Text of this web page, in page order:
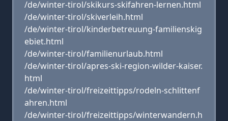
/de/winter-tirol/skikurs-skifahren-lernen.html
/de/winter-tirol/skiverleih.html
/de/winter-tirol/kinderbetreuung-familienskig
ebiet.html
/de/winter-tirol/familienurlaub.html
/de/winter-tirol/apres-ski-region-wilder-kaiser.
html
/de/winter-tirol/freizeittipps/rodeln-schlittenf
ahren.html
/de/winter-tirol/freizeittipps/winterwandern.h